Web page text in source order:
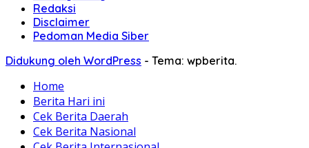
Redaksi
Disclaimer
Pedoman Media Siber
Didukung oleh WordPress - Tema: wpberita.
Home
Berita Hari ini
Cek Berita Daerah
Cek Berita Nasional